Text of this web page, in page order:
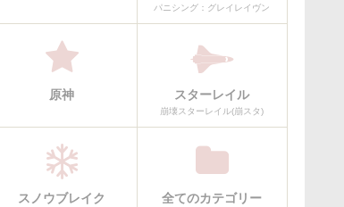
パニシング：グレイレイヴン
原神 スターレイル
崩壊スターレイル(崩スタ)
スノウブレイク 全てのカテゴリー